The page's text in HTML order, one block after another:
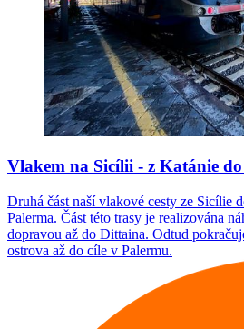
Vlakem na Sicílii - z Katánie
Druhá část naší vlakové cesty ze Sicílie
Palerma. Část této trasy je realizována
dopravou až do Dittaina. Odtud
ostrova až do cíle v Palermu.